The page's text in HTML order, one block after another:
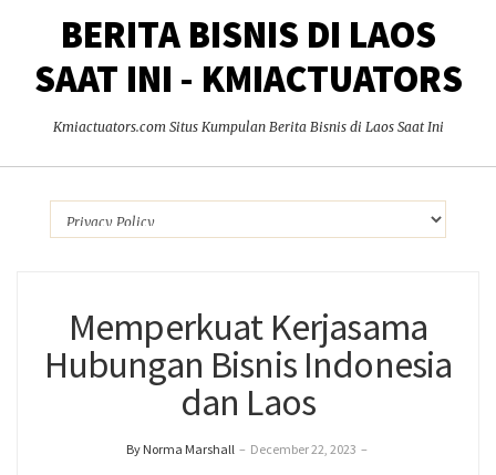
BERITA BISNIS DI LAOS
SAAT INI - KMIACTUATORS
Kmiactuators.com Situs Kumpulan Berita Bisnis di Laos Saat Ini
Memperkuat Kerjasama
Hubungan Bisnis Indonesia
dan Laos
By Norma Marshall – December 22, 2023 –